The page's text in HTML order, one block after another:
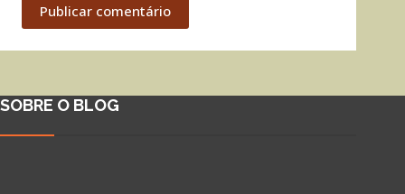
Publicar comentário
SOBRE O BLOG